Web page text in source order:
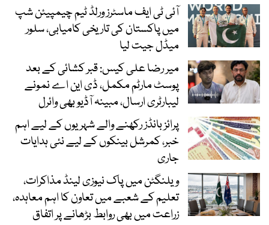
آئی ٹی ایف ماسٹرز ورلڈ ٹیم چیمپیئن شپ
میں پاکستان کی تاریخی کامیابی، سلور
میڈل جیت لیا
میر رضا علی کیس: قبر کشائی کے بعد
پوسٹ مارٹم مکمل، ڈی این اے نمونے
لیبارٹری ارسال، مبینہ آڈیو بھی وائرل
پرائز بانڈز رکھنے والے شہریوں کے لیے اہم
خبر، کمرشل بینکوں کے لیے نئی ہدایات
جاری
ویلنگٹن میں پاک نیوزی لینڈ مذاکرات،
تعلیم کے شعبے میں تعاون کا اہم معاہدہ،
زراعت میں بھی روابط بڑھانے پر اتفاق